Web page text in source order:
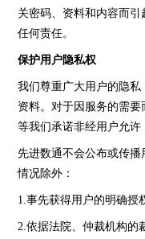
关密码、资料和内容而
任何责任。
保护用户隐私权
我们尊重广大用户的隐
资料。对于因服务的需
等我们承诺非经用户允许
先进数通不会公布或传播
情况除外：
1.事先获得用户的明确授
2.依据法院、仲裁机构的